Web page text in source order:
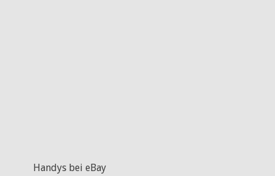
Handys bei eBay